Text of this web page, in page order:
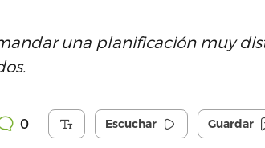
una planificación muy
0 Escuchar Guardar